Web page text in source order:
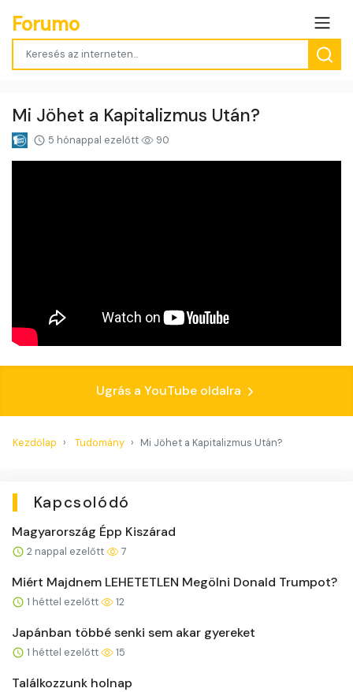
Forumo
Mi Jöhet a Kapitalizmus Után?
5 hónappal ezelőtt 90
Ugrás a YouTube oldalra
Kezdőlap Tudomány Mi Jöhet a Kapitalizmus Után?
Kapcsolódó
Magyarország Épp Kiszárad
2 nappal ezelőtt 7
Miért Majdnem LEHETETLEN Megölni Donald Trumpot?
1 héttel ezelőtt 12
Japánban többé senki sem akar gyereket
1 héttel ezelőtt 15
Találkozzunk holnap